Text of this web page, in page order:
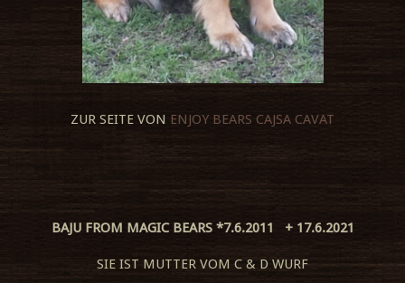
ZUR SEITE VON ENJOY BEARS CAJSA CAVAT
BAJU FROM MAGIC BEARS *7.6.2011 + 17.6.2021
SIE IST MUTTER VOM C & D WURF